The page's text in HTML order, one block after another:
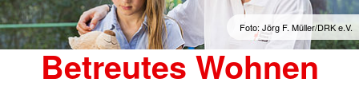
Foto: Jörg F. Müller/DRK e.V.
Betreutes Wohnen